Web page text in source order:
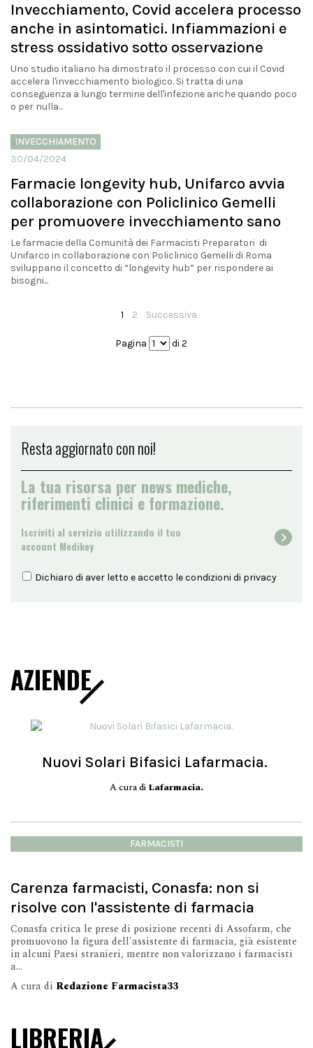
Invecchiamento, Covid accelera processo
anche in asintomatici. Infiammazioni e
stress ossidativo sotto osservazione
Uno studio italiano ha dimostrato il processo con cui il Covid
accelera l'invecchiamento biologico. Si tratta di una
conseguenza a lungo termine dell'infezione anche quando poco
o per nulla...
INVECCHIAMENTO
30/04/2024
Farmacie longevity hub, Unifarco avvia
collaborazione con Policlinico Gemelli
per promuovere invecchiamento sano
Le farmacie della Comunità dei Farmacisti Preparatori di
Unifarco in collaborazione con Policlinico Gemelli di Roma
sviluppano il concetto di “longevity hub” per rispondere ai
bisogni...
1 2 Successiva
Pagina di 2
Resta aggiornato con noi!
La tua risorsa per news mediche,
riferimenti clinici e formazione.
Iscriviti al servizio utilizzando il tuo
account Medikey
Dichiaro di aver letto e accetto le condizioni di privacy
AZIENDE
Nuovi Solari Bifasici Lafarmacia.
A cura di Lafarmacia.
FARMACISTI
Carenza farmacisti, Conasfa: non si
risolve con l'assistente di farmacia
Conasfa critica le prese di posizione recenti di Assofarm, che
promuovono la figura dell'assistente di farmacia, già esistente
in alcuni Paesi stranieri, mentre non valorizzano i farmacisti
a...
A cura di Redazione Farmacista33
LIBRERIA